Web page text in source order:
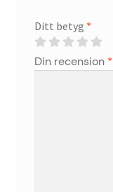
Ditt betyg *
Din recension *